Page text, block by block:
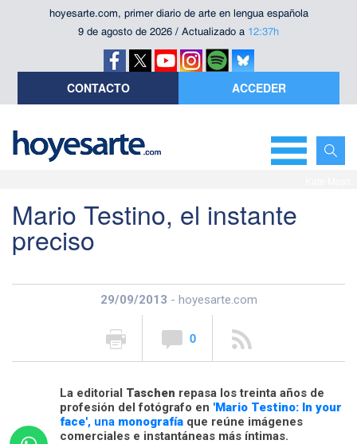
hoyesarte.com, primer diario de arte en lengua española
9 de agosto de 2026 / Actualizado a 12:37h
CONTACTO ACCEDER
Mario Testino, el instante
preciso
29/09/2013 - hoyesarte.com
0
La editorial Taschen repasa los treinta años de
profesión del fotógrafo en 'Mario Testino: In your
face', una monografía que reúne imágenes
comerciales e instantáneas más íntimas.